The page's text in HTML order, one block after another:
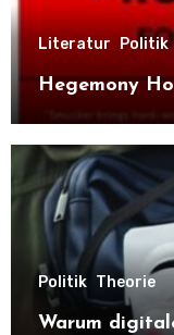
Literatur Politik
Hegemony
Politik Theorie
Warum